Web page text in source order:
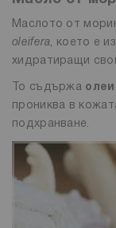
Маслото от
oleifera, което е
хидратиращи
То съдържа
прониква в
подхранване.